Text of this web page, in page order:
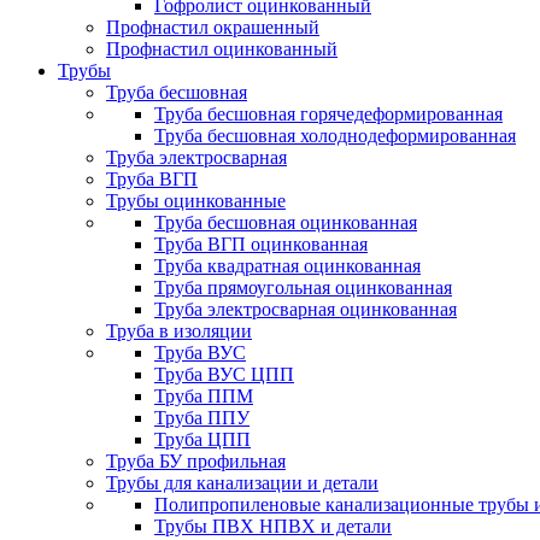
Гофролист оцинкованный
Профнастил окрашенный
Профнастил оцинкованный
Трубы
Труба бесшовная
Труба бесшовная горячедеформированная
Труба бесшовная холоднодеформированная
Труба электросварная
Труба ВГП
Трубы оцинкованные
Труба бесшовная оцинкованная
Труба ВГП оцинкованная
Труба квадратная оцинкованная
Труба прямоугольная оцинкованная
Труба электросварная оцинкованная
Труба в изоляции
Труба ВУС
Труба ВУС ЦПП
Труба ППМ
Труба ППУ
Труба ЦПП
Труба БУ профильная
Трубы для канализации и детали
Полипропиленовые канализационные трубы
Трубы ПВХ НПВХ и детали